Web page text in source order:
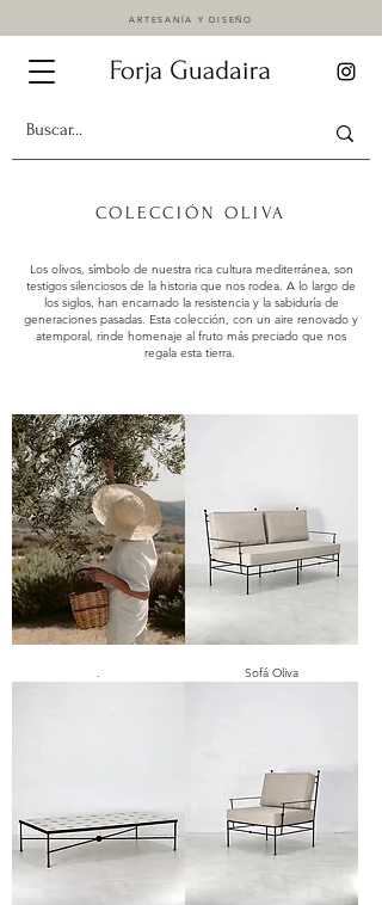
ARTESANÍA Y DISEÑO
COLECCIÓN OLIVA
Los olivos, símbolo de nuestra rica cultura mediterránea, son
testigos silenciosos de la historia que nos rodea. A lo largo de
los siglos, han encarnado la resistencia y la sabiduría de
generaciones pasadas. Esta colección, con un aire renovado y
atemporal, rinde homenaje al fruto más preciado que nos
regala esta tierra.
. Sofá Oliva